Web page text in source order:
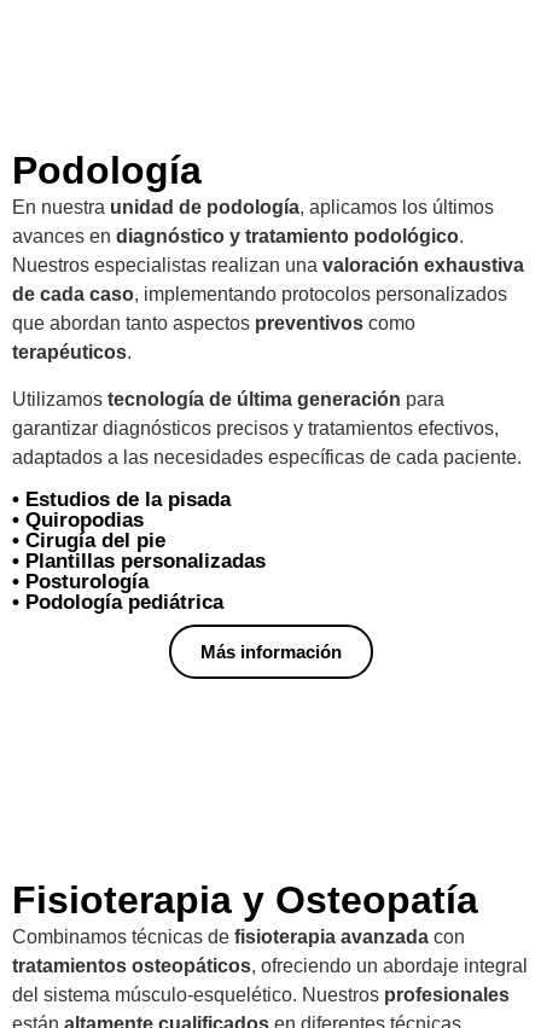
Podología
En nuestra unidad de podología, aplicamos los últimos
avances en diagnóstico y tratamiento podológico.
Nuestros especialistas realizan una valoración exhaustiva
de cada caso, implementando protocolos personalizados
que abordan tanto aspectos preventivos como
terapéuticos.
Utilizamos tecnología de última generación para
garantizar diagnósticos precisos y tratamientos efectivos,
adaptados a las necesidades específicas de cada paciente.
• Estudios de la pisada
• Quiropodias
• Cirugía del pie
• Plantillas personalizadas
• Posturología
• Podología pediátrica
Más información
Fisioterapia y Osteopatía
Combinamos técnicas de fisioterapia avanzada con
tratamientos osteopáticos, ofreciendo un abordaje integral
del sistema músculo-esquelético. Nuestros profesionales